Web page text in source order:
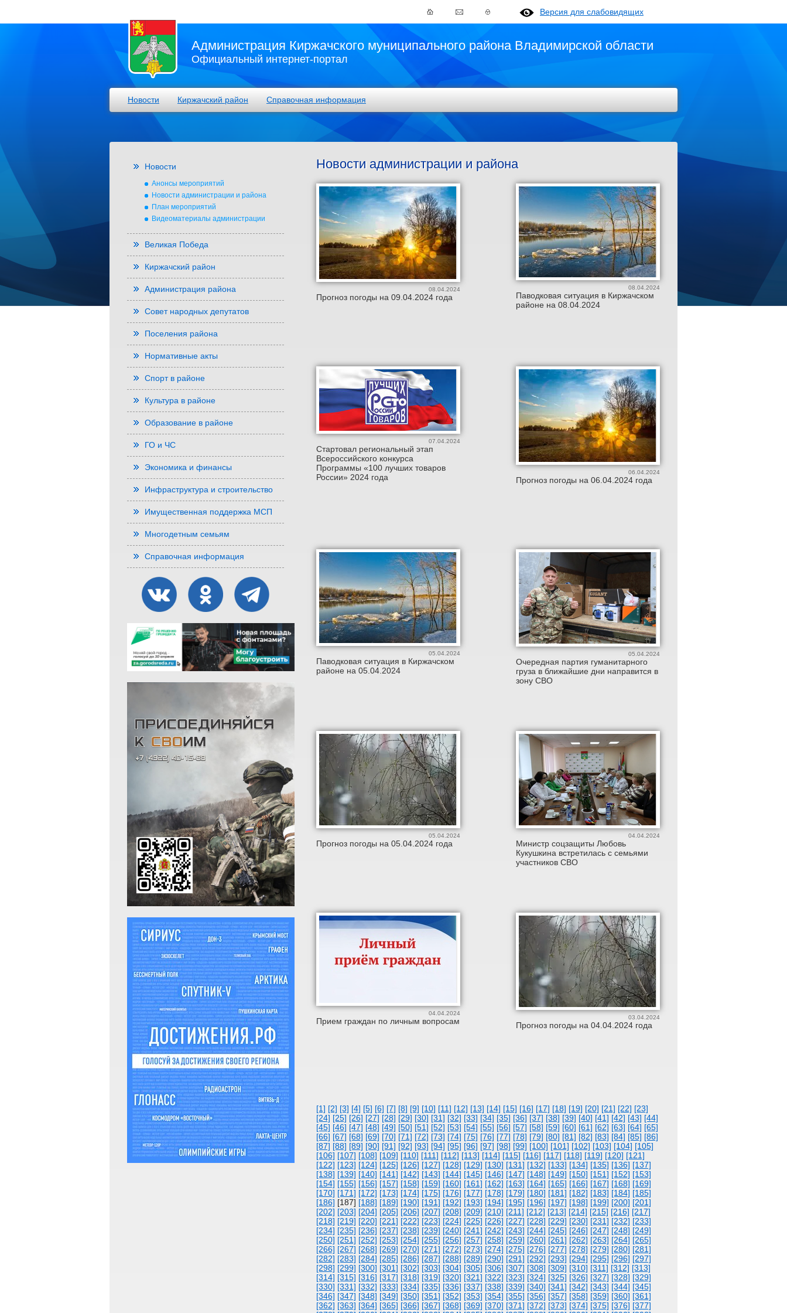
Версия для слабовидящих
Администрация Киржачского муниципального района Владимирской области
Официальный интернет-портал
Новости Киржачский район Справочная информация
Новости
Анонсы мероприятий
Новости администрации и района
План мероприятий
Видеоматериалы администрации
Великая Победа
Киржачский район
Администрация района
Совет народных депутатов
Поселения района
Нормативные акты
Спорт в районе
Культура в районе
Образование в районе
ГО и ЧС
Экономика и финансы
Инфраструктура и строительство
Имущественная поддержка МСП
Многодетным семьям
Справочная информация
Новости администрации и района
08.04.2024
Прогноз погоды на 09.04.2024 года
08.04.2024
Паводковая ситуация в Киржачском
районе на 08.04.2024
07.04.2024
Стартовал региональный этап
Всероссийского конкурса
Программы «100 лучших товаров
России» 2024 года
06.04.2024
Прогноз погоды на 06.04.2024 года
05.04.2024
Паводковая ситуация в Киржачском
районе на 05.04.2024
05.04.2024
Очередная партия гуманитарного
груза в ближайшие дни направится в
зону СВО
05.04.2024
Прогноз погоды на 05.04.2024 года
04.04.2024
Министр соцзащиты Любовь
Кукушкина встретилась с семьями
участников СВО
04.04.2024
Прием граждан по личным вопросам 03.04.2024
Прогноз погоды на 04.04.2024 года
[1] [2] [3] [4] [5] [6] [7] [8] [9] [10] [11] [12] [13] [14] [15] [16] [17] [18] [19] [20] [21] [22] [23]
[24] [25] [26] [27] [28] [29] [30] [31] [32] [33] [34] [35] [36] [37] [38] [39] [40] [41] [42] [43] [44]
[45] [46] [47] [48] [49] [50] [51] [52] [53] [54] [55] [56] [57] [58] [59] [60] [61] [62] [63] [64] [65]
[66] [67] [68] [69] [70] [71] [72] [73] [74] [75] [76] [77] [78] [79] [80] [81] [82] [83] [84] [85] [86]
[87] [88] [89] [90] [91] [92] [93] [94] [95] [96] [97] [98] [99] [100] [101] [102] [103] [104] [105]
[106] [107] [108] [109] [110] [111] [112] [113] [114] [115] [116] [117] [118] [119] [120] [121]
[122] [123] [124] [125] [126] [127] [128] [129] [130] [131] [132] [133] [134] [135] [136] [137]
[138] [139] [140] [141] [142] [143] [144] [145] [146] [147] [148] [149] [150] [151] [152] [153]
[154] [155] [156] [157] [158] [159] [160] [161] [162] [163] [164] [165] [166] [167] [168] [169]
[170] [171] [172] [173] [174] [175] [176] [177] [178] [179] [180] [181] [182] [183] [184] [185]
[186] [187] [188] [189] [190] [191] [192] [193] [194] [195] [196] [197] [198] [199] [200] [201]
[202] [203] [204] [205] [206] [207] [208] [209] [210] [211] [212] [213] [214] [215] [216] [217]
[218] [219] [220] [221] [222] [223] [224] [225] [226] [227] [228] [229] [230] [231] [232] [233]
[234] [235] [236] [237] [238] [239] [240] [241] [242] [243] [244] [245] [246] [247] [248] [249]
[250] [251] [252] [253] [254] [255] [256] [257] [258] [259] [260] [261] [262] [263] [264] [265]
[266] [267] [268] [269] [270] [271] [272] [273] [274] [275] [276] [277] [278] [279] [280] [281]
[282] [283] [284] [285] [286] [287] [288] [289] [290] [291] [292] [293] [294] [295] [296] [297]
[298] [299] [300] [301] [302] [303] [304] [305] [306] [307] [308] [309] [310] [311] [312] [313]
[314] [315] [316] [317] [318] [319] [320] [321] [322] [323] [324] [325] [326] [327] [328] [329]
[330] [331] [332] [333] [334] [335] [336] [337] [338] [339] [340] [341] [342] [343] [344] [345]
[346] [347] [348] [349] [350] [351] [352] [353] [354] [355] [356] [357] [358] [359] [360] [361]
[362] [363] [364] [365] [366] [367] [368] [369] [370] [371] [372] [373] [374] [375] [376] [377]